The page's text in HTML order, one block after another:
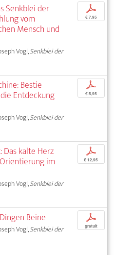
Senkblei der
vom
Mensch und
Vogl,Senkblei der
p
€ 7,95
Bestie
Entdeckung
Vogl,Senkblei der
p
€ 5,95
kalte Herz
im
Vogl,Senkblei der
p
€ 12,95
Beine
Vogl,Senkblei der
p
gratuit